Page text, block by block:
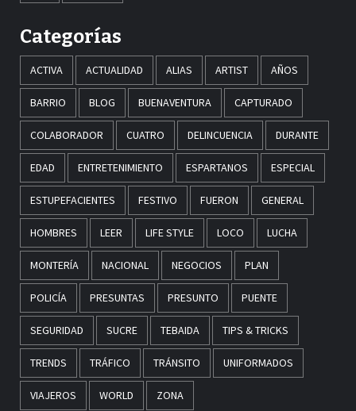
Categorías
ACTIVA ACTUALIDAD ALIAS ARTIST AÑOS
BARRIO BLOG BUENAVENTURA CAPTURADO
COLABORADOR CUATRO DELINCUENCIA DURANTE
EDAD ENTRETENIMIENTO ESPARTANOS ESPECIAL
ESTUPEFACIENTES FESTIVO FUERON GENERAL
HOMBRES LEER LIFE STYLE LOCO LUCHA
MONTERÍA NACIONAL NEGOCIOS PLAN
POLICÍA PRESUNTAS PRESUNTO PUENTE
SEGURIDAD SUCRE TEBAIDA TIPS & TRICKS
TRENDS TRÁFICO TRÁNSITO UNIFORMADOS
VIAJEROS WORLD ZONA